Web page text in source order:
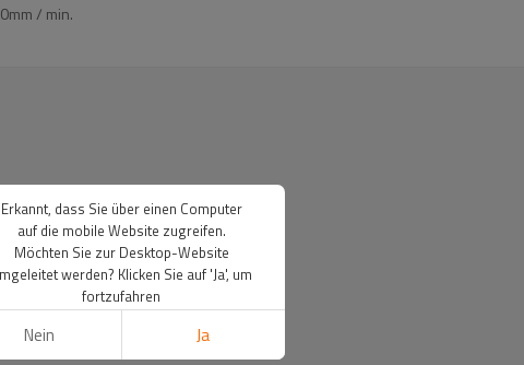
/ min.
Erkannt, dass Sie über einen Computer
auf die mobile Website zugreifen.
Möchten Sie zur Desktop-Website
werden? Klicken Sie auf 'Ja', um
fortzufahren
Nein Ja